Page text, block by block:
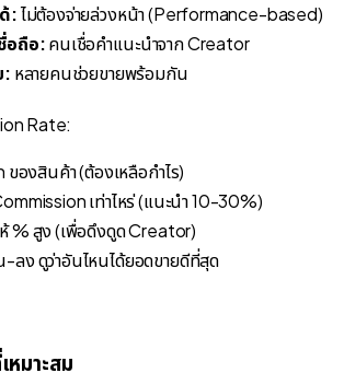
:ไม่ต้องจ่ายล่วงหน้า (Performance-based)
อถือ:คนเชื่อคำแนะนำจาก Creator
: หลายคนช่วยขายพร้อมกัน
Rate:
ของสินค้า (ต้องเหลือกำไร)
เท่าไหร่ (แนะนำ 10-30%)
% สูง (เพื่อดึงดูด Creator)
ลง ดูว่าอันไหนได้ยอดขายดีที่สุด
หมาะสม